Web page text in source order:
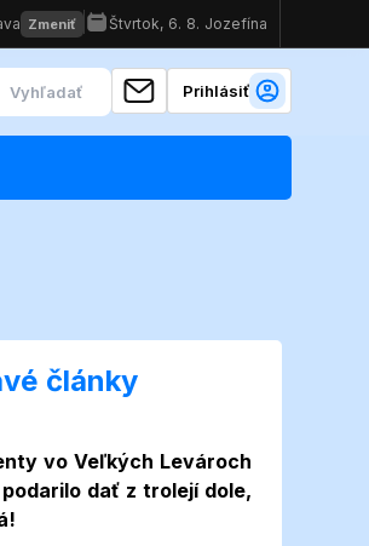
Prihlásiť
články
vo Veľkých Levároch
dať z trolejí dole,